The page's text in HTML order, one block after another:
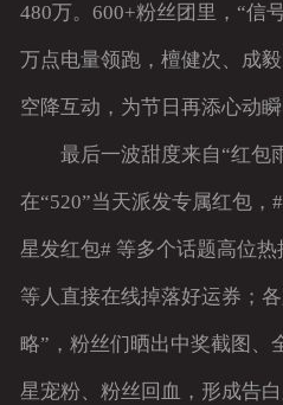
480万。600+粉丝团里，“信
万点电量领跑，檀健次、成
空降互动，为节日再添心动瞬
最后一波甜度来自“红包
在“520”当天派发专属红包，
星发红包# 等多个话题高位热
等人直接在线掉落好运券；
略”，粉丝们晒出中奖截图、
星宠粉、粉丝回血，形成告